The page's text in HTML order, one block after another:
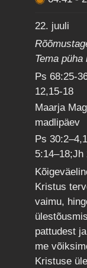
22. juuli
Tema
Ps 68:25-
12,15-18
Maarja
madlipäev
Ps
5:14–18;Jh
Kristus
vaimu,
pattudest
me
Kristuse